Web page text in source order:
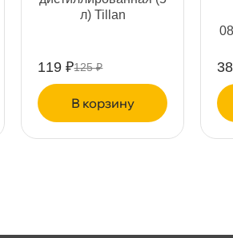
л) Tillan
119 ₽125 ₽
корзину